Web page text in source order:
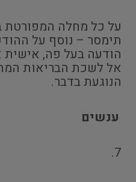
על כל מחלה
הודעה בעל פה, אישית
אל לשכת הבריאות
הנוגעת בדבר.
ענשים
7.